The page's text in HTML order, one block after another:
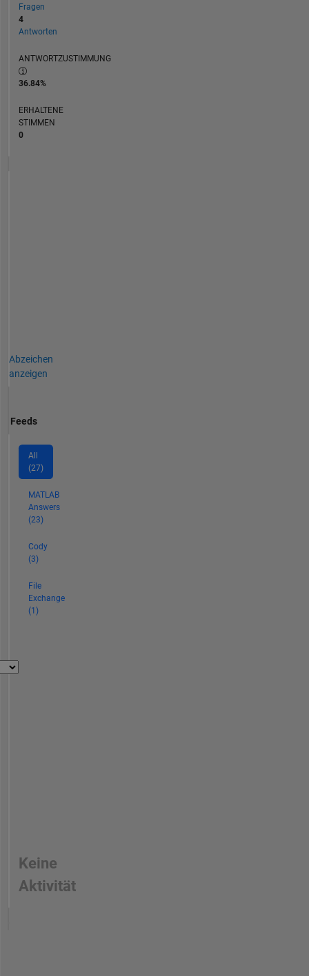
Fragen
4
Antworten
ANTWORTZUSTIMMUNG
36.84%
ERHALTENE
STIMMEN
0
Abzeichen
anzeigen
Feeds
All
(27)
MATLAB
Answers
(23)
Cody
(3)
File
Exchange
(1)
Keine
Aktivität